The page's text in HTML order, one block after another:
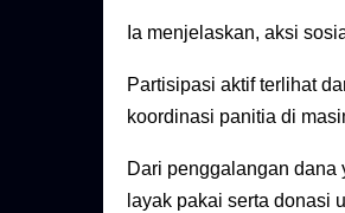
Ia menjelaskan, aksi
Partisipasi aktif terlihat
koordinasi panitia di
Dari penggalangan dana
layak pakai serta donasi